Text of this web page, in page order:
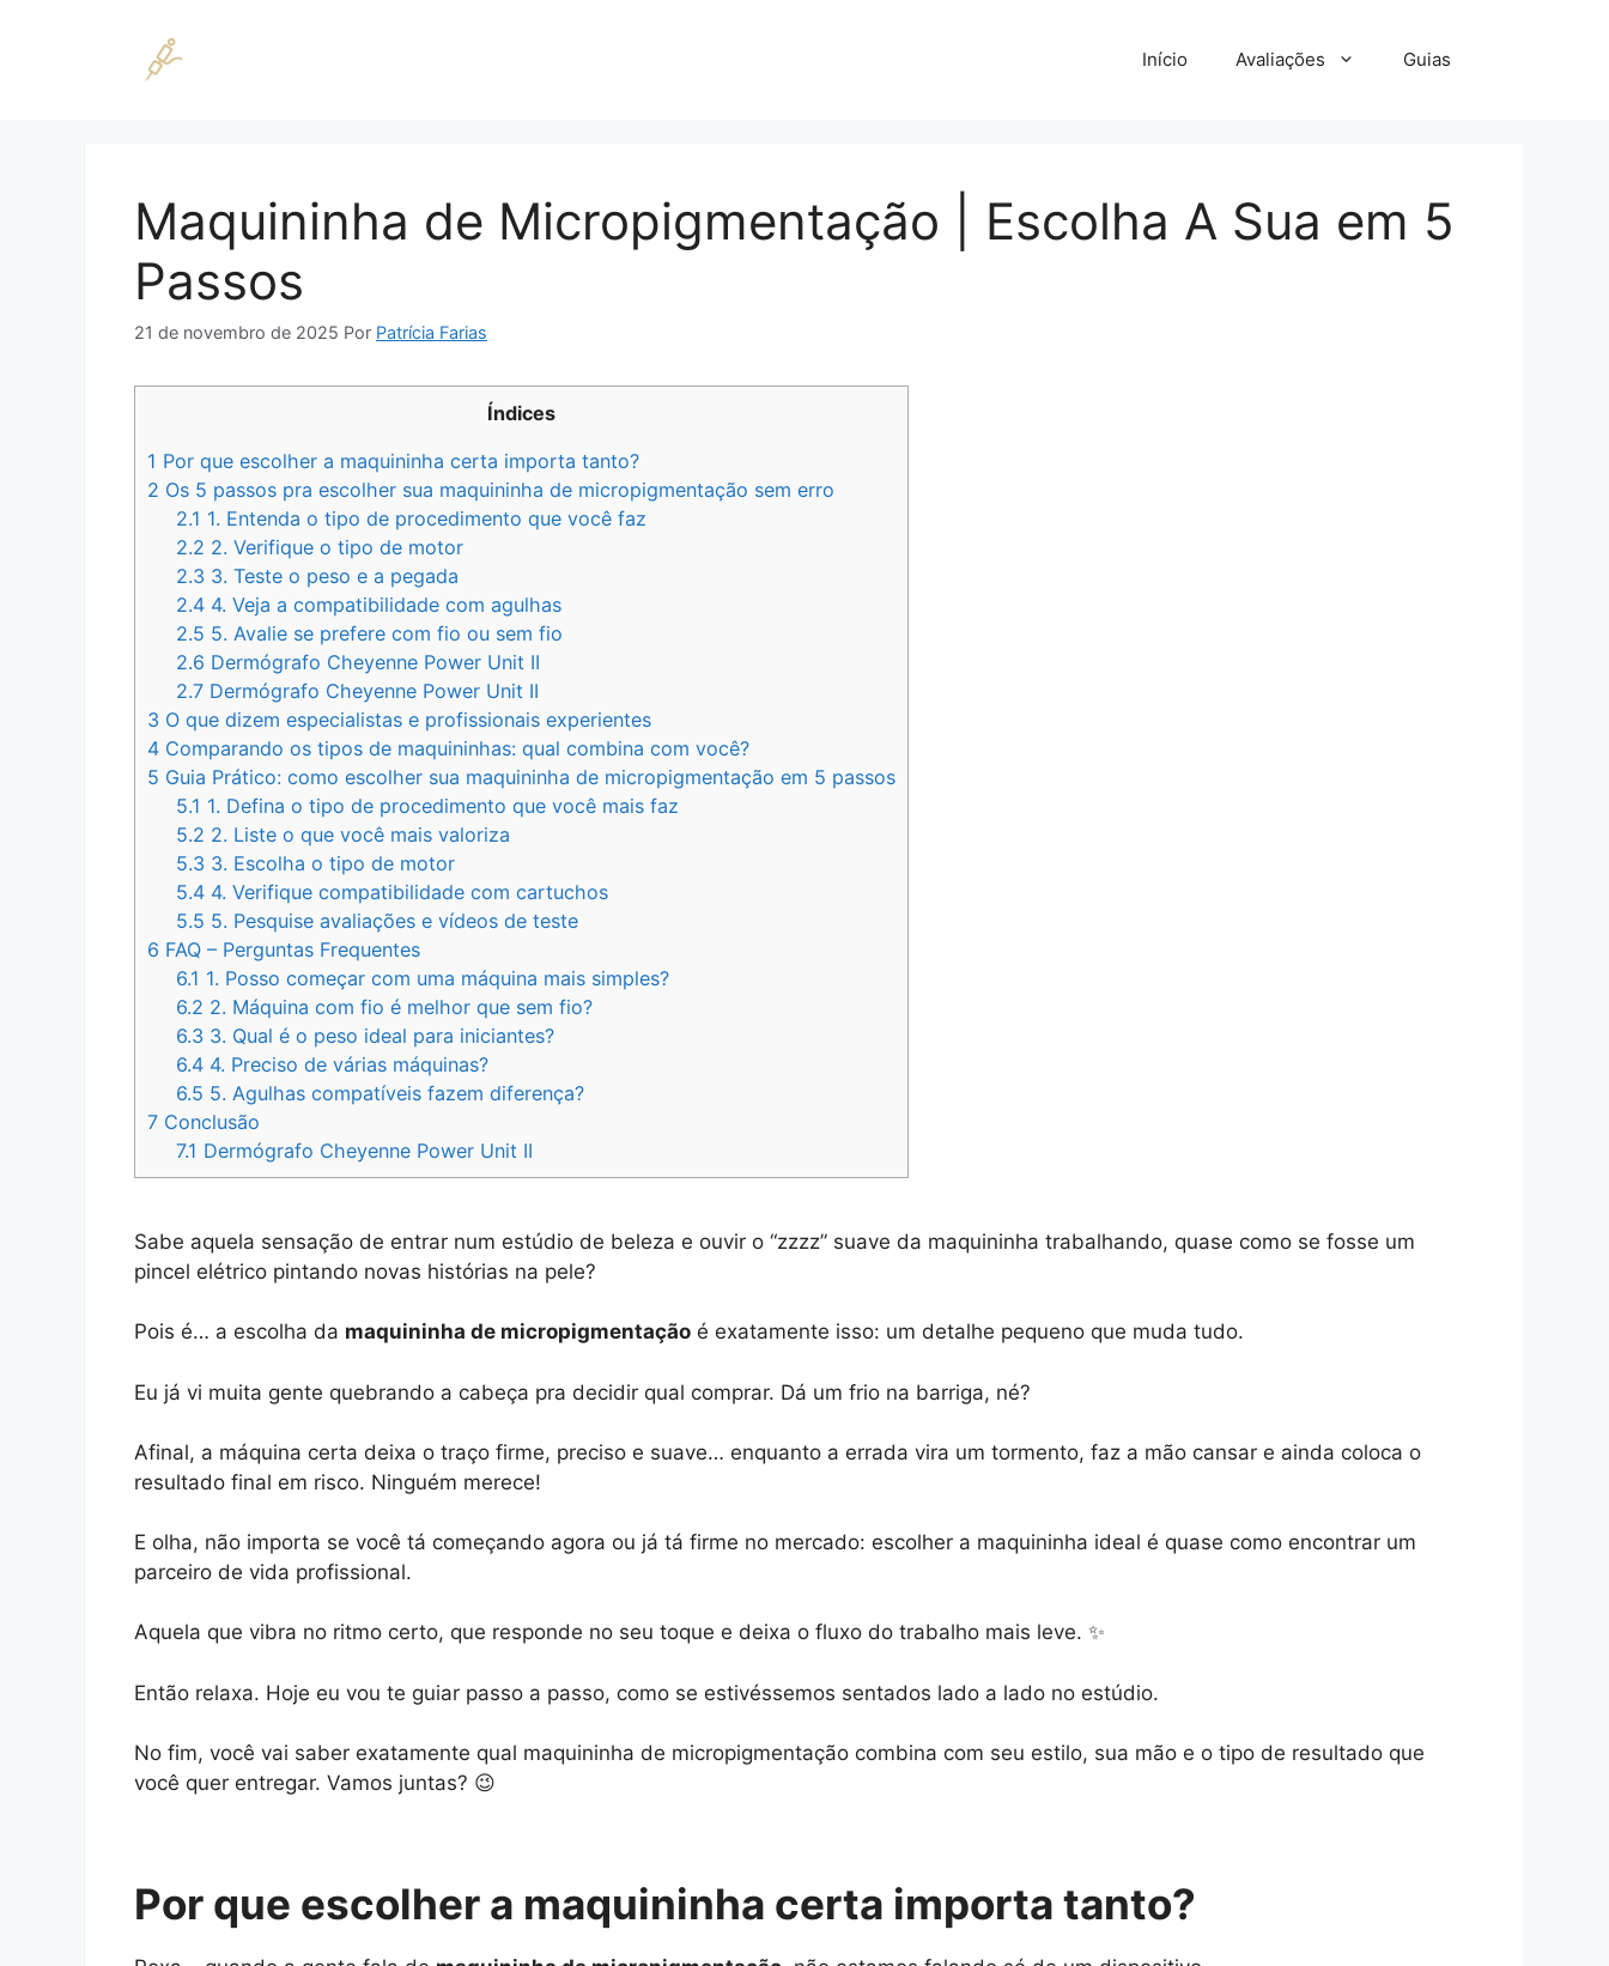
Início Avaliações Guias
Maquininha de Micropigmentação | Escolha A Sua em 5
Passos
21 de novembro de 2025 Por Patrícia Farias
Índices
1 Por que escolher a maquininha certa importa tanto?
2 Os 5 passos pra escolher sua maquininha de micropigmentação sem erro
2.1 1. Entenda o tipo de procedimento que você faz
2.2 2. Verifique o tipo de motor
2.3 3. Teste o peso e a pegada
2.4 4. Veja a compatibilidade com agulhas
2.5 5. Avalie se prefere com fio ou sem fio
2.6 Dermógrafo Cheyenne Power Unit II
2.7 Dermógrafo Cheyenne Power Unit II
3 O que dizem especialistas e profissionais experientes
4 Comparando os tipos de maquininhas: qual combina com você?
5 Guia Prático: como escolher sua maquininha de micropigmentação em 5 passos
5.1 1. Defina o tipo de procedimento que você mais faz
5.2 2. Liste o que você mais valoriza
5.3 3. Escolha o tipo de motor
5.4 4. Verifique compatibilidade com cartuchos
5.5 5. Pesquise avaliações e vídeos de teste
6 FAQ – Perguntas Frequentes
6.1 1. Posso começar com uma máquina mais simples?
6.2 2. Máquina com fio é melhor que sem fio?
6.3 3. Qual é o peso ideal para iniciantes?
6.4 4. Preciso de várias máquinas?
6.5 5. Agulhas compatíveis fazem diferença?
7 Conclusão
7.1 Dermógrafo Cheyenne Power Unit II
Sabe aquela sensação de entrar num estúdio de beleza e ouvir o “zzzz” suave da maquininha trabalhando, quase como se fosse um
pincel elétrico pintando novas histórias na pele?
Pois é… a escolha da maquininha de micropigmentação é exatamente isso: um detalhe pequeno que muda tudo.
Eu já vi muita gente quebrando a cabeça pra decidir qual comprar. Dá um frio na barriga, né?
Afinal, a máquina certa deixa o traço firme, preciso e suave… enquanto a errada vira um tormento, faz a mão cansar e ainda coloca o
resultado final em risco. Ninguém merece!
E olha, não importa se você tá começando agora ou já tá firme no mercado: escolher a maquininha ideal é quase como encontrar um
parceiro de vida profissional.
Aquela que vibra no ritmo certo, que responde no seu toque e deixa o fluxo do trabalho mais leve. ✨
Então relaxa. Hoje eu vou te guiar passo a passo, como se estivéssemos sentados lado a lado no estúdio.
No fim, você vai saber exatamente qual maquininha de micropigmentação combina com seu estilo, sua mão e o tipo de resultado que
você quer entregar. Vamos juntas? 😉
Por que escolher a maquininha certa importa tanto?